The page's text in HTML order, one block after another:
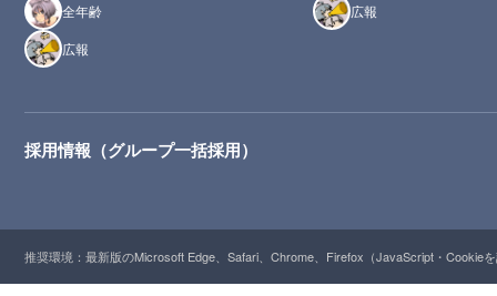
全年齢
広報
広報
採用情報（グループ一括採用）
推奨環境：最新版のMicrosoft Edge、Safari、Chrome、Firefox（JavaScript・Cookie